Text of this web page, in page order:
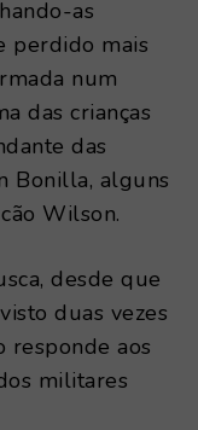
as
perdido mais
num
das crianças
das
Bonilla, alguns
Wilson.
desde que
duas vezes
responde aos
militares